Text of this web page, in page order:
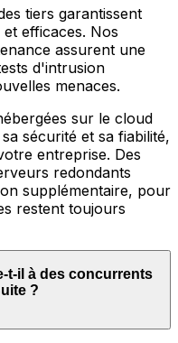
tiers garantissent
efficaces. Nos
assurent une
d'intrusion
menaces.
sur le cloud
sécurité et sa fiabilité,
entreprise. Des
redondants
supplémentaire, pour
restent toujours
t-il à des concurrents
?